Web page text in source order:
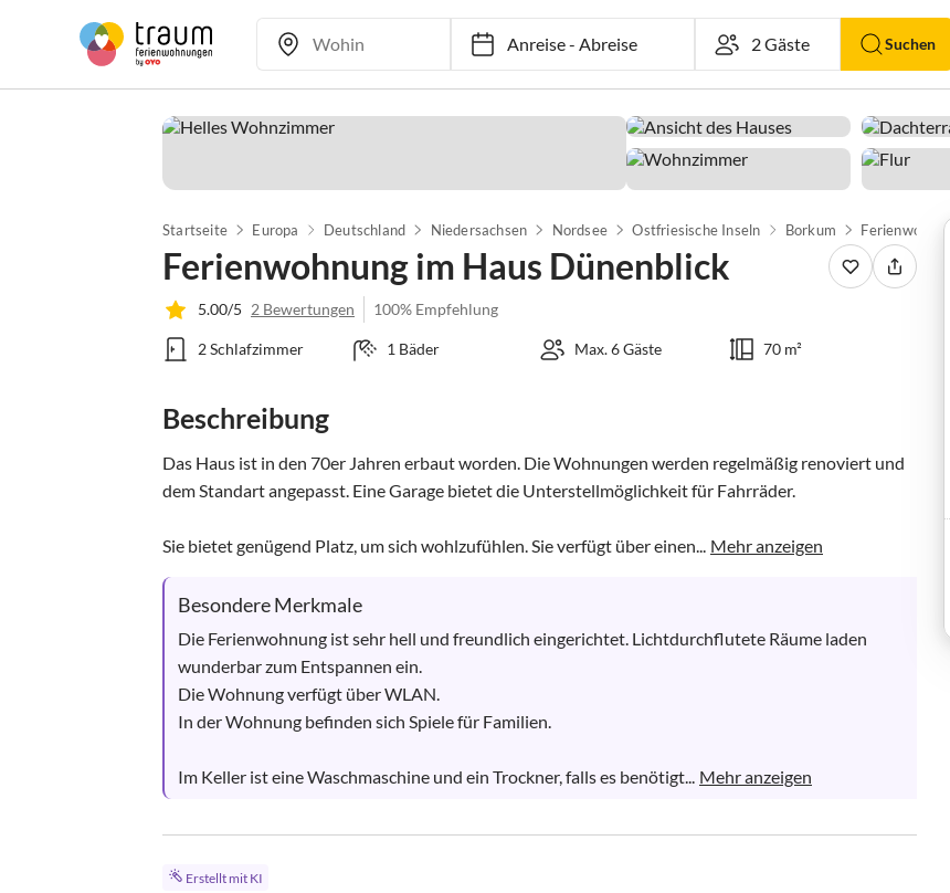
Anreise-Abreise Suchen
Startseite Europa Deutschland Niedersachsen Nordsee Ostfriesische Inseln Borkum
Ferienwohnung im Haus Dünenblick
5.00/5 2 Bewertungen 100% Empfehlung
2 Schlafzimmer 1 Bäder Max. 6 Gäste 70 m²
Beschreibung
Das Haus ist in den 70er Jahren erbaut worden. Die Wohnungen werden regelmäßig renoviert und
dem Standart angepasst. Eine Garage bietet die Unterstellmöglichkeit für Fahrräder.
Sie bietet genügend Platz, um sich wohlzufühlen. Sie verfügt über einen... Mehr anzeigen
Besondere Merkmale
Die Ferienwohnung ist sehr hell und freundlich eingerichtet. Lichtdurchflutete Räume laden
wunderbar zum Entspannen ein.
Die Wohnung verfügt über WLAN.
In der Wohnung befinden sich Spiele für Familien.
Im Keller ist eine Waschmaschine und ein Trockner, falls es benötigt... Mehr anzeigen
Erstellt mit KI